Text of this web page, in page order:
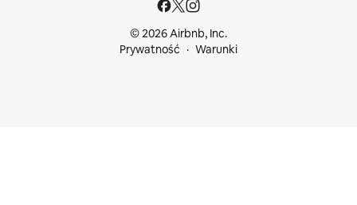
© 2026 Airbnb, Inc.
Prywatność
Warunki